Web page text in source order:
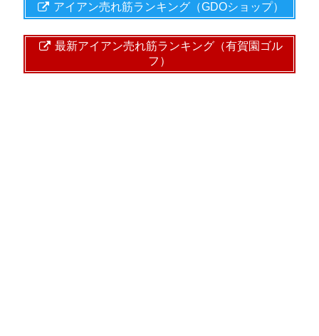
アイアン売れ筋ランキング（GDOショップ）
最新アイアン売れ筋ランキング（有賀園ゴル
フ）